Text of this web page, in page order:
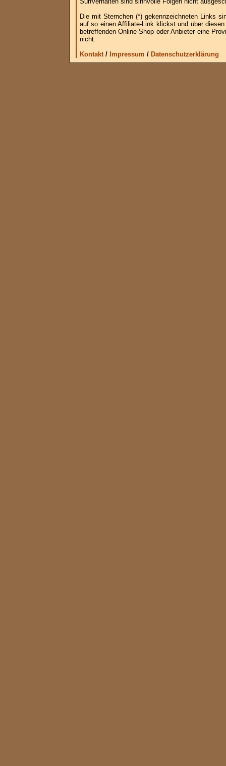
Die mit Sternchen (*) gekennzeichneten Links
auf so einen Affiliate-Link klickst und über
betreffenden Online-Shop oder Anbieter eine
nicht.
Kontakt/ Impressum / Datenschutzerklärung